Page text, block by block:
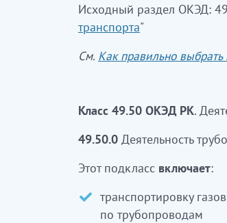
құбырлармен
қызметікіреді
Бұл ішкі класқа:
табиғи немесе
қараңыз)
Исходный раздел ОКЭД:
транспорта"
См. Как правильно
Класс 49.50 ОКЭД РК.
49.50.0 Деятельность
Этот подкласс включает:
транспортировку
по трубопроводам